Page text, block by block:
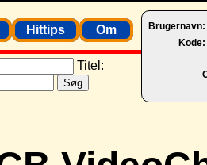
Brugernavn:
Kode:
Hittips Om
Titel: